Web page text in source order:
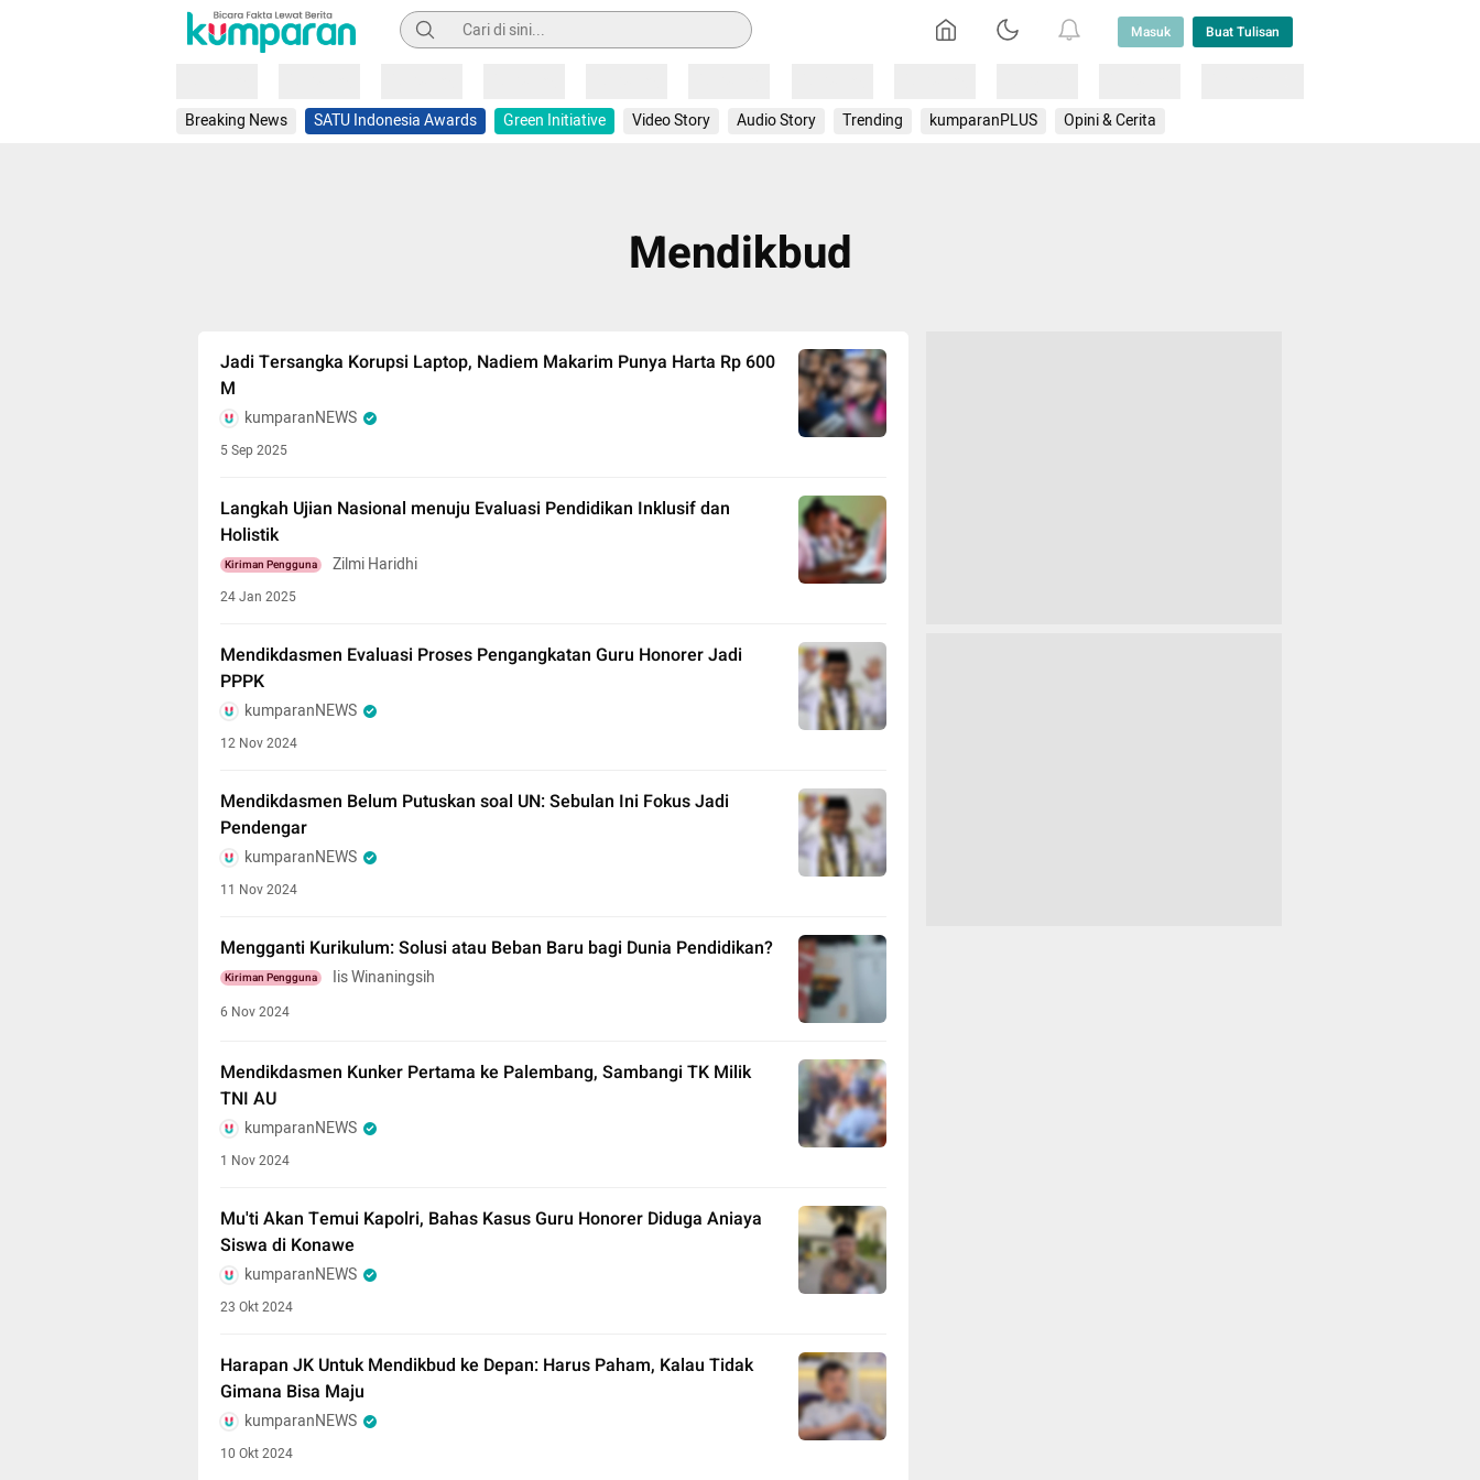
Pencarian Masuk Buat Tulisan
Breaking News SATU Indonesia Awards Green Initiative Video Story Audio Story Trending kumparanPLUS Opini & Cerita
Mendikbud
Jadi Tersangka Korupsi Laptop, Nadiem Makarim Punya Harta Rp 600
M
kumparanNEWS
5 Sep 2025
Langkah Ujian Nasional menuju Evaluasi Pendidikan Inklusif dan
Holistik
Kiriman Pengguna Zilmi Haridhi
24 Jan 2025
Mendikdasmen Evaluasi Proses Pengangkatan Guru Honorer Jadi
PPPK
kumparanNEWS
12 Nov 2024
Mendikdasmen Belum Putuskan soal UN: Sebulan Ini Fokus Jadi
Pendengar
kumparanNEWS
11 Nov 2024
Mengganti Kurikulum: Solusi atau Beban Baru bagi Dunia Pendidikan?
Kiriman Pengguna Iis Winaningsih
6 Nov 2024
Mendikdasmen Kunker Pertama ke Palembang, Sambangi TK Milik
TNI AU
kumparanNEWS
1 Nov 2024
Mu'ti Akan Temui Kapolri, Bahas Kasus Guru Honorer Diduga Aniaya
Siswa di Konawe
kumparanNEWS
23 Okt 2024
Harapan JK Untuk Mendikbud ke Depan: Harus Paham, Kalau Tidak
Gimana Bisa Maju
kumparanNEWS
10 Okt 2024